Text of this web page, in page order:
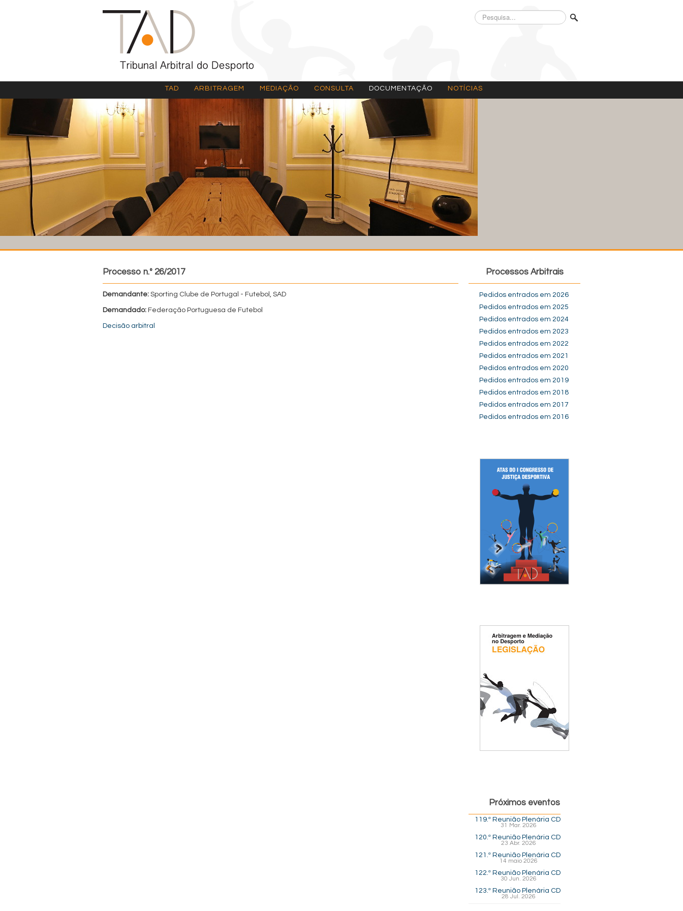
Pesquisa...
TAD ARBITRAGEM MEDIAÇÃO CONSULTA DOCUMENTAÇÃO NOTÍCIAS
Processo n.º 26/2017
Demandante: Sporting Clube de Portugal - Futebol, SAD
Demandado: Federação Portuguesa de Futebol
Decisão arbitral
Processos Arbitrais
Pedidos entrados em 2026
Pedidos entrados em 2025
Pedidos entrados em 2024
Pedidos entrados em 2023
Pedidos entrados em 2022
Pedidos entrados em 2021
Pedidos entrados em 2020
Pedidos entrados em 2019
Pedidos entrados em 2018
Pedidos entrados em 2017
Pedidos entrados em 2016
Próximos eventos
119.ª Reunião Plenária CD
31 Mar. 2026
120.ª Reunião Plenária CD
23 Abr. 2026
121.ª Reunião Plenária CD
14 maio 2026
122.ª Reunião Plenária CD
30 Jun. 2026
123.ª Reunião Plenária CD
28 Jul. 2026